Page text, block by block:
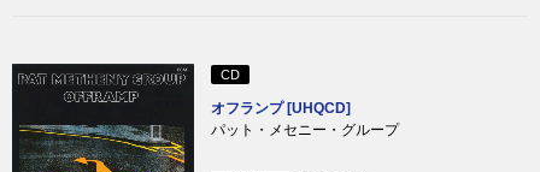
CD
オフランプ [UHQCD]
パット・メセニー・グループ